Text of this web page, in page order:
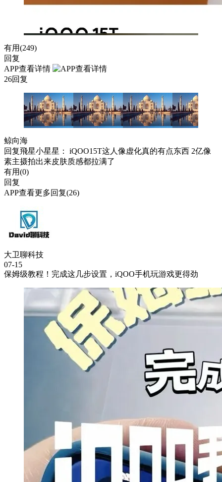
有用(249)
回复
APP查看详情
26回复
鲸向海
回复飛星小星星 ： iQOO15T这人像虚化真的有点东西 2亿像
素主摄拍出来皮肤质感都拉满了
有用(0)
回复
APP查看更多回复(26)
大卫聊科技
07-15
保姆级教程！完成这几步设置，iQOO手机玩游戏更得劲